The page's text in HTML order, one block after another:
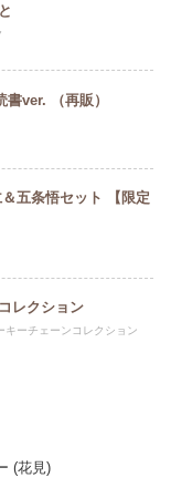
書ver. （再販）
五条悟セット 【限定
レクション
キーチェーンコレクション
(花見)